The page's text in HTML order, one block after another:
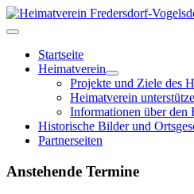
Startseite
Heimatverein
Projekte und Ziele des
Heimatverein
Informationen über den
Historische Bilder und
Partnerseiten
Anstehende Termine